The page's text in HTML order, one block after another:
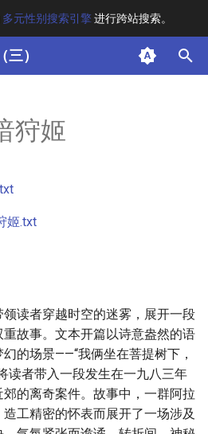
元性别搜索引擎进行跨站搜索。
）
狩姬
姬.txt
领读者穿越时空的迷雾，展开一段
故事。文本开篇以诗意盎然的语
的场景——“我俩坐在菩提树下，
读者带入一段发生在一九八三年
的离奇案件。故事中，一群阿拉
工精密的怀表而展开了一场涉及